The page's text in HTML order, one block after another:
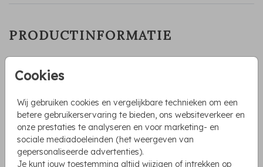
Cookies
Wij gebruiken cookies en vergelijkbare technieken om een
betere gebruikerservaring te bieden, ons websiteverkeer en
onze prestaties te analyseren en voor marketing- en
sociale mediadoeleinden (het weergeven van
gepersonaliseerde advertenties).
Je kunt jouw toestemming altijd wijzigen of intrekken op
PRODUCTINFORMATIE
Vrolijk geboortekaartje met aapjes gedrukt op echt hout. Op
grote aap met een kleintje op zijn rug. Het aapje houdt
groene ballonnen vast. De illustraties op dit kaartje kan je
zelf eenvoudig aanpassen.
Toon meer